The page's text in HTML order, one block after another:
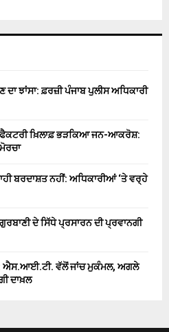
ਝਾਂਸਾ: ਫ਼ਰਜ਼ੀ ਪੰਜਾਬ ਪੁਲੀਸ ਅਧਿਕਾਰੀ
ਖ਼ਿਲਾਫ਼ ਭੜਕਿਆ ਜਨ-ਆਕਰੋਸ਼:
ਬਰਦਾਸ਼ਤ ਨਹੀਂ: ਅਧਿਕਾਰੀਆਂ ‘ਤੇ ਵਰ੍ਹੇ
ਦੇ ਸਿੱਧੇ ਪ੍ਰਸਾਰਨ ਦੀ ਪ੍ਰਵਾਨਗੀ
ਐਸ.ਆਈ.ਟੀ. ਵੱਲੋਂ ਜਾਂਚ ਮੁਕੰਮਲ, ਅਗਲੇ
ਦਾਖ਼ਲ